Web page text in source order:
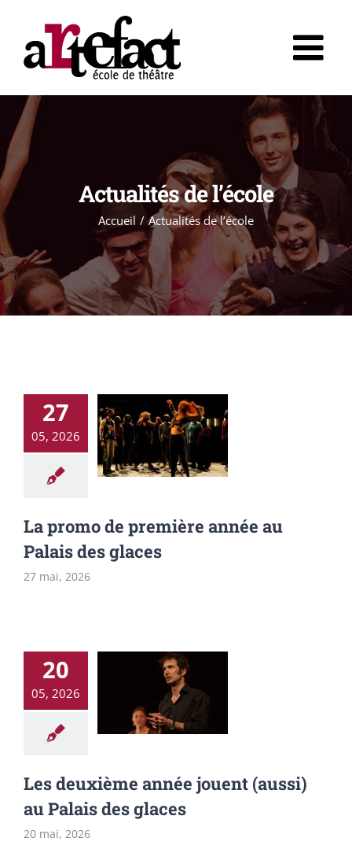
content
Actualités de l’école
Accueil / Actualités de l’école
27
05, 2026
La promo de
première année
au Palais des
La promo de première année au
Palais des glaces
27 mai, 2026
20
05, 2026
Les deuxième
année jouent
(aussi) au Palais
Les deuxième année jouent (aussi)
au Palais des glaces
20 mai, 2026